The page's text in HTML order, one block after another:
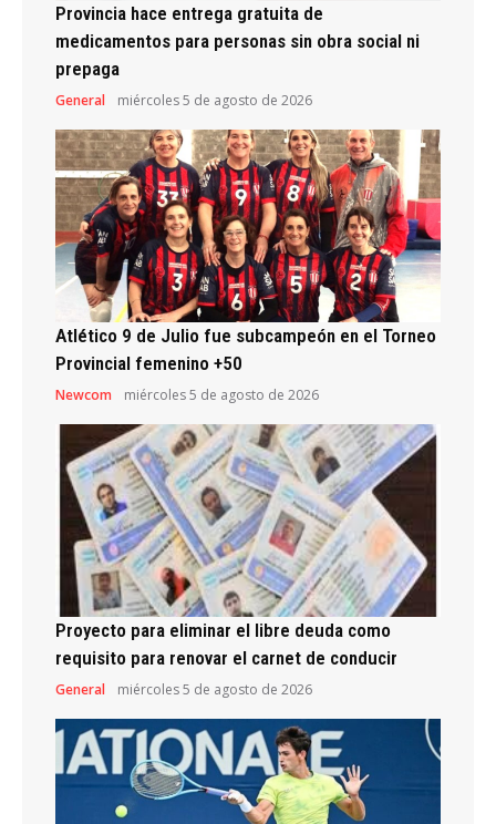
Provincia hace entrega gratuita de
medicamentos para personas sin obra social ni
prepaga
General miércoles 5 de agosto de 2026
Atlético 9 de Julio fue subcampeón en el Torneo
Provincial femenino +50
Newcom miércoles 5 de agosto de 2026
Proyecto para eliminar el libre deuda como
requisito para renovar el carnet de conducir
General miércoles 5 de agosto de 2026